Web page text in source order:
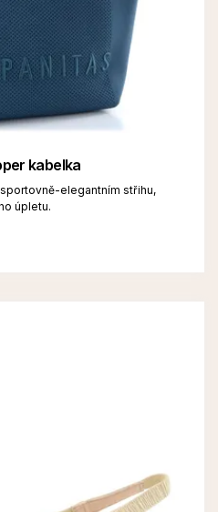
kabelka
elegantním střihu,
úpletu.